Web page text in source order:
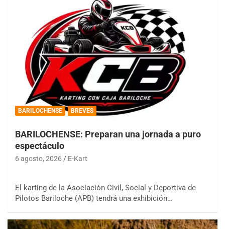
BARILOCHENSE BREVES
BARILOCHENSE: Preparan una jornada a puro
espectáculo
6 agosto, 2026 E-Kart
El karting de la Asociación Civil, Social y Deportiva de
Pilotos Bariloche (APB) tendrá una exhibición…